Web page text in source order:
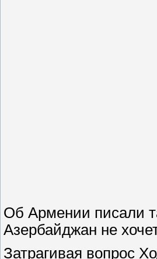
Об Армении писали
Азербайджан не
Затрагивая вопрос